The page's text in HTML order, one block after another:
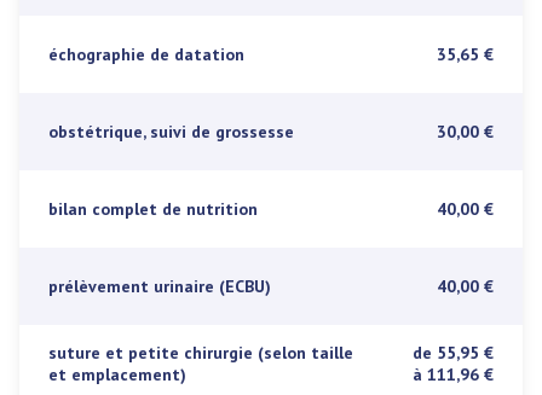
échographie de datation 35,65 €
obstétrique, suivi de grossesse 30,00 €
bilan complet de nutrition 40,00 €
prélèvement urinaire (ECBU) 40,00 €
suture et petite chirurgie (selon taille
et emplacement)
de 55,95 €
à 111,96 €